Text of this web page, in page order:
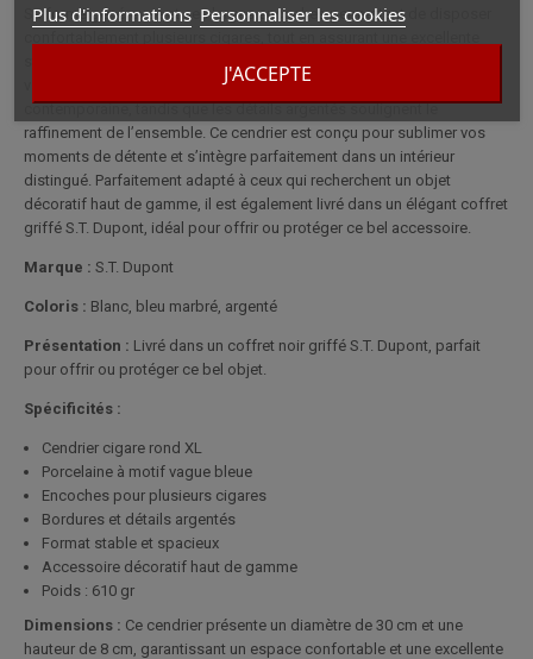
Plus d'informations Personnaliser les cookies
J'ACCEPTE
Sa forme généreuse et ses larges encoches permettent de disposer
vagues bleues, apporte à chaque pièce une touche artistique et
contemporaine, tandis que les détails argentés soulignent le
raffinement de l’ensemble. Ce cendrier est conçu pour sublimer vos
moments de détente et s’intègre parfaitement dans un intérieur
distingué. Parfaitement adapté à ceux qui recherchent un objet
décoratif haut de gamme, il est également livré dans un élégant coffret
griffé S.T. Dupont, idéal pour offrir ou protéger ce bel accessoire.
Marque : S.T. Dupont
Coloris : Blanc, bleu marbré, argenté
Présentation : Livré dans un coffret noir griffé S.T. Dupont, parfait
pour offrir ou protéger ce bel objet.
Spécificités :
Cendrier cigare rond XL
Porcelaine à motif vague bleue
Encoches pour plusieurs cigares
Bordures et détails argentés
Format stable et spacieux
Accessoire décoratif haut de gamme
Poids : 610 gr
Dimensions : Ce cendrier présente un diamètre de 30 cm et une
hauteur de 8 cm, garantissant un espace confortable et une excellente